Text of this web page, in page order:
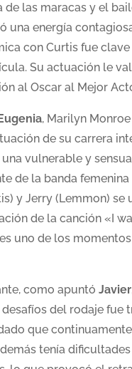
de las maracas y el
una energía
con Curtis fue
Su actuación le
al Oscar al Mejor
, Marilyn
de su carrera
vulnerable y
de la banda
y Jerry (Lemmon) se
de la canción «I
uno de los
como apuntó Javier
del rodaje fue
que
tenía